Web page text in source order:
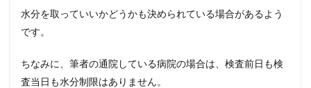
水分を取っていいかどうかも決められている場合があるよう
です。
ちなみに、筆者の通院している病院の場合は、検査前日も検
査当日も水分制限はありません。